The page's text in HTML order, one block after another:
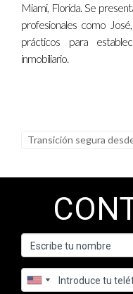
Miami, Florida. Se
profesionales como
prácticos para
inmobiliario.
Transición segura